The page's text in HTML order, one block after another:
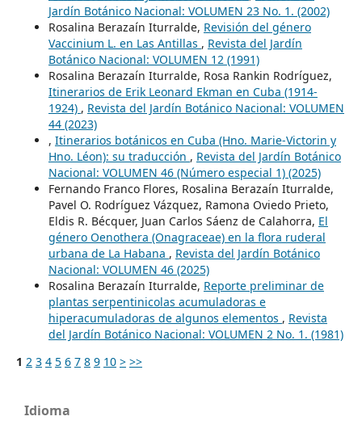
Jardín Botánico Nacional: VOLUMEN 23 No. 1. (2002)
Rosalina Berazaín Iturralde, Revisión del género
Vaccinium L. en Las Antillas , Revista del Jardín
Botánico Nacional: VOLUMEN 12 (1991)
Rosalina Berazaín Iturralde, Rosa Rankin Rodríguez,
Itinerarios de Erik Leonard Ekman en Cuba (1914-
1924) , Revista del Jardín Botánico Nacional: VOLUMEN
44 (2023)
, Itinerarios botánicos en Cuba (Hno. Marie-Victorin y
Hno. Léon): su traducción , Revista del Jardín Botánico
Nacional: VOLUMEN 46 (Número especial 1) (2025)
Fernando Franco Flores, Rosalina Berazaín Iturralde,
Pavel O. Rodríguez Vázquez, Ramona Oviedo Prieto,
Eldis R. Bécquer, Juan Carlos Sáenz de Calahorra, El
género Oenothera (Onagraceae) en la flora ruderal
urbana de La Habana , Revista del Jardín Botánico
Nacional: VOLUMEN 46 (2025)
Rosalina Berazaín Iturralde, Reporte preliminar de
plantas serpentinicolas acumuladoras e
hiperacumuladoras de algunos elementos , Revista
del Jardín Botánico Nacional: VOLUMEN 2 No. 1. (1981)
1 2 3 4 5 6 7 8 9 10 > >>
Idioma